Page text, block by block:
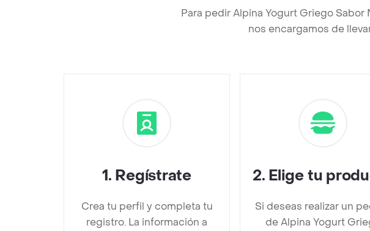
Para pedir Alpina Yogurt Griego
nos encargamos de
1. Regístrate
Crea tu perfil y completa tu
registro. La información a
2. Elige tu
Si deseas realizar un
de Alpina Yogurt